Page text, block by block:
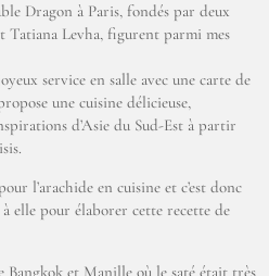
Dragon à Paris, fondés par deux
Levha, figurent parmi mes
service en salle avec une carte de
une cuisine délicieuse,
d’Asie du Sud-Est à partir
l’arachide en cuisine et c’est donc
elle pour élaborer cette recette de
et Manille où le saté était très